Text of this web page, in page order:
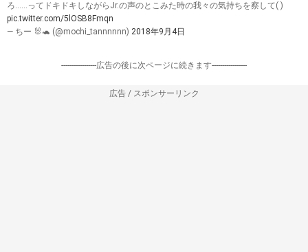
ろ……ってドキドキしながらJr.の声のとこみた時の我々の気持ちを察して( )
pic.twitter.com/5lOSB8Fmqn
— ちー 🐰🐢 (@mochi_tannnnnn) 2018年9月4日
-----------------広告の後に次ページに続きます-----------------
広告 / スポンサーリンク